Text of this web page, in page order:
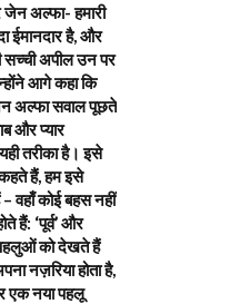
अल्फा- हमारी
ईमानदार है, और
सच्ची अपील उन पर
आगे कहा कि
अल्फा सवाल पूछते
और प्यार
तरीका है। इसे
हैं, हम इसे
– वहाँ कोई बहस नहीं
हैं: ‘पूर्व’ और
पहलुओं को देखते हैं
नज़रिया होता है,
एक नया पहलू